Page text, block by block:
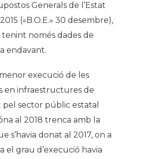
Generals de l’Estat
(«B.O.E.» 30 desembre),
només dades de
endavant.
execució de les
en infraestructures de
sector públic estatal
al 2018 trenca amb la
s’havia donat al 2017, on a
el grau d’execució havia